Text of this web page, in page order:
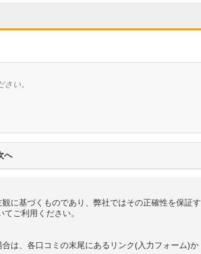
に基づくものであり、弊社ではその正確性を保証す
ご利用ください。
は、各口コミの末尾にあるリンク(入力フォーム)か